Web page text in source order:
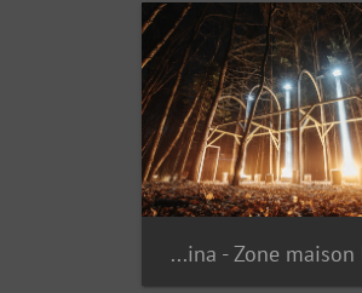
Onhwa' Lumina - Zone maison longue